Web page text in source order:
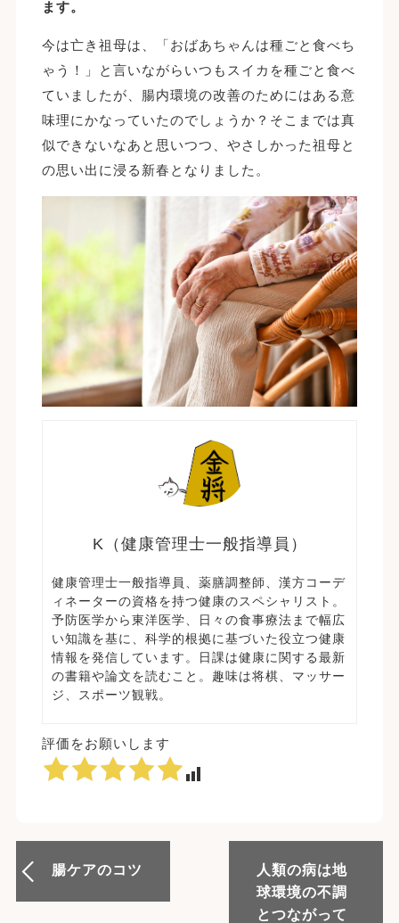
ます。
今は亡き祖母は、「おばあちゃんは種ごと食べち
ゃう！」と言いながらいつもスイカを種ごと食べ
ていましたが、腸内環境の改善のためにはある意
味理にかなっていたのでしょうか？そこまでは真
似できないなあと思いつつ、やさしかった祖母と
の思い出に浸る新春となりました。
K（健康管理士一般指導員）
健康管理士一般指導員、薬膳調整師、漢方コーデ
ィネーターの資格を持つ健康のスペシャリスト。
予防医学から東洋医学、日々の食事療法まで幅広
い知識を基に、科学的根拠に基づいた役立つ健康
情報を発信しています。日課は健康に関する最新
の書籍や論文を読むこと。趣味は将棋、マッサー
ジ、スポーツ観戦。
評価をお願いします
腸ケアのコツ
人類の病は地
球環境の不調
とつながって